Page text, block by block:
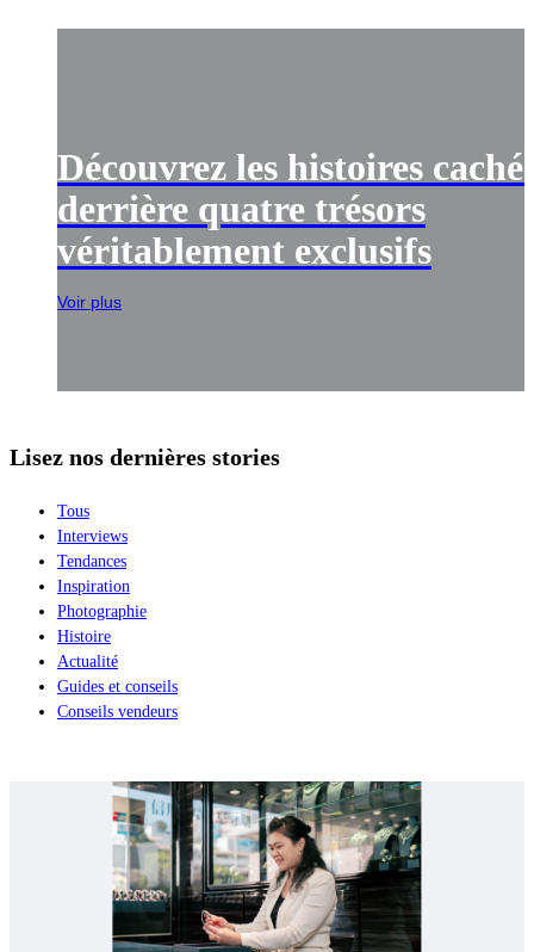
Découvrez les histoires
derrière quatre trésors
véritablement exclusifs
Voir plus
Lisez nos dernières stories
Tous
Interviews
Tendances
Inspiration
Photographie
Histoire
Actualité
Guides et conseils
Conseils vendeurs